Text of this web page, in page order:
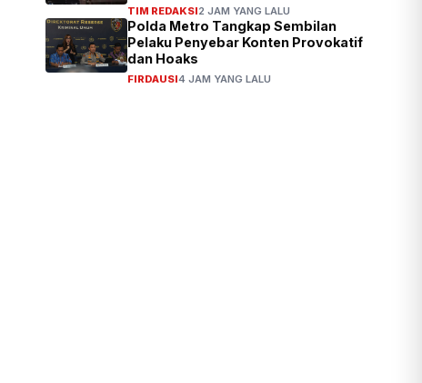
TIM REDAKSI2 JAM YANG LALU
Polda Metro Tangkap Sembilan
Pelaku Penyebar Konten Provokatif
dan Hoaks
FIRDAUSI4 JAM YANG LALU